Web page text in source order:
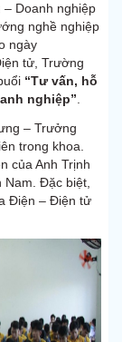
Doanh nghiệp
nghề nghiệp
ngày
tử, Trường
“Tư vấn, hỗ
nghiệp”
– Trưởng
trong khoa.
của Anh Trịnh
Nam. Đặc biệt,
Điện – Điện tử